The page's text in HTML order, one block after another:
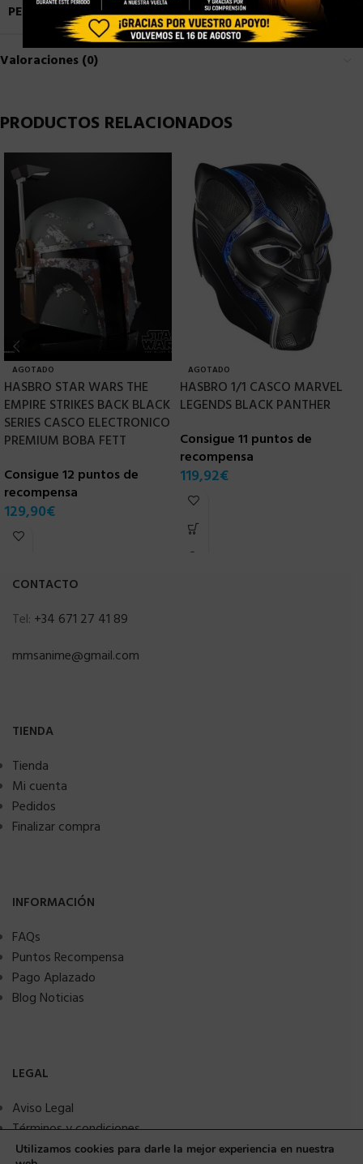
PESO
0,7 kg
Valoraciones (0)
PRODUCTOS RELACIONADOS
AGOTADO
HASBRO STAR WARS THE
EMPIRE STRIKES BACK BLACK
SERIES CASCO ELECTRONICO
PREMIUM BOBA FETT
Consigue 12 puntos de
recompensa
129,90€
AGOTADO
HASBRO 1/1 CASCO MARVEL
LEGENDS BLACK PANTHER
Consigue 11 puntos de
recompensa
119,92€
CONTACTO
Tel: +34 671 27 41 89
mmsanime@gmail.com
TIENDA
Tienda
Mi cuenta
Pedidos
Finalizar compra
INFORMACIÓN
FAQs
Puntos Recompensa
Pago Aplazado
Blog Noticias
LEGAL
Aviso Legal
Términos y condiciones
Política de privacidad
Utilizamos cookies para darle la mejor experiencia en nuestra